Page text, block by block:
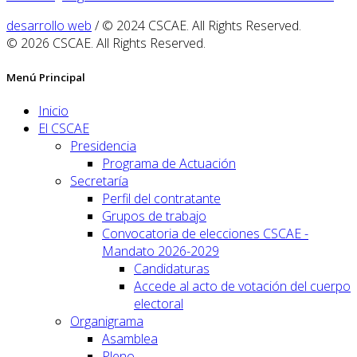
desarrollo web / © 2024 CSCAE. All Rights Reserved.
© 2026 CSCAE. All Rights Reserved.
Menú Principal
Inicio
El CSCAE
Presidencia
Programa de Actuación
Secretaría
Perfil del contratante
Grupos de trabajo
Convocatoria de elecciones CSCAE -
Mandato 2026-2029
Candidaturas
Accede al acto de votación del cuerpo
electoral
Organigrama
Asamblea